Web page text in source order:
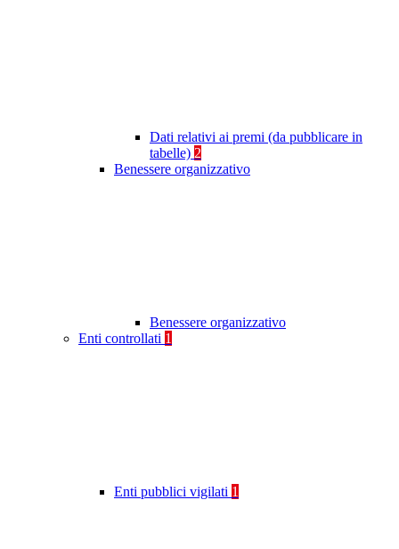
Dati relativi ai premi (da pubblicare in
tabelle) 2
Benessere organizzativo
Benessere organizzativo
Enti controllati 1
Enti pubblici vigilati 1